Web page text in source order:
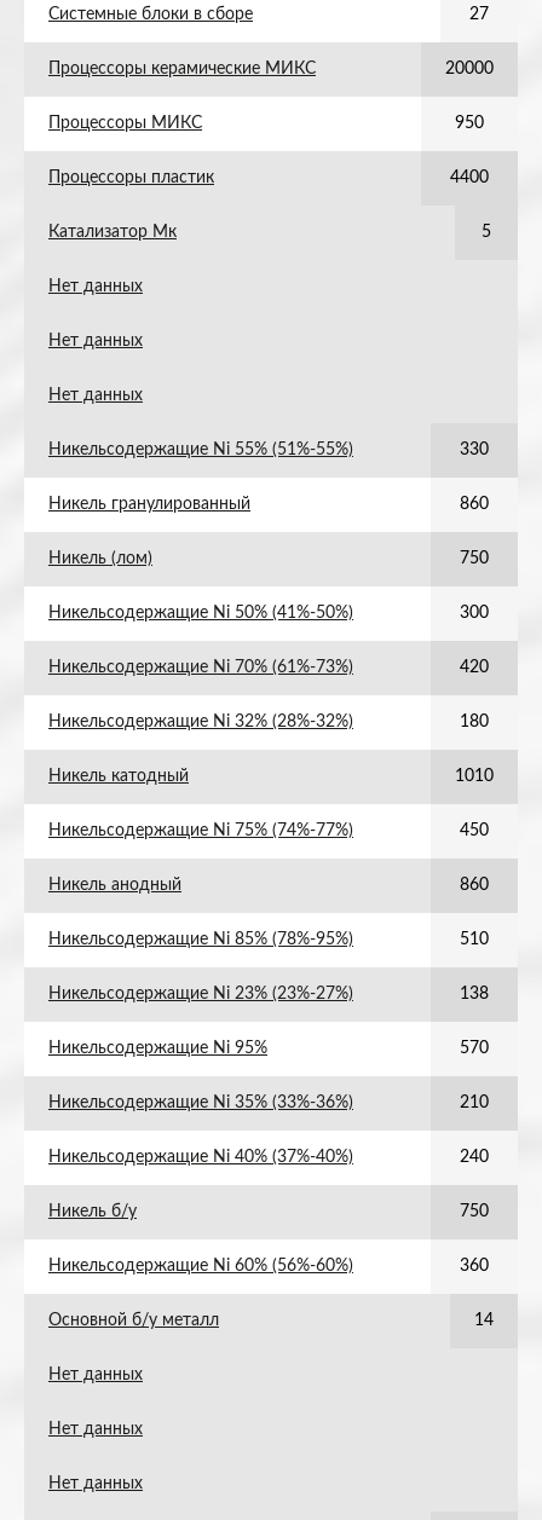
Системные блоки в сборе 27
Процессоры керамические МИКС 20000
Процессоры МИКС 950
Процессоры пластик 4400
Катализатор Мк 5
Нет данных
Нет данных
Нет данных
Никельсодержащие Ni 55% (51%-55%) 330
Никель гранулированный 860
Никель (лом) 750
Никельсодержащие Ni 50% (41%-50%) 300
Никельсодержащие Ni 70% (61%-73%) 420
Никельсодержащие Ni 32% (28%-32%) 180
Никель катодный 1010
Никельсодержащие Ni 75% (74%-77%) 450
Никель анодный 860
Никельсодержащие Ni 85% (78%-95%) 510
Никельсодержащие Ni 23% (23%-27%) 138
Никельсодержащие Ni 95% 570
Никельсодержащие Ni 35% (33%-36%) 210
Никельсодержащие Ni 40% (37%-40%) 240
Никель б/у 750
Никельсодержащие Ni 60% (56%-60%) 360
Основной б/у металл 14
Нет данных
Нет данных
Нет данных